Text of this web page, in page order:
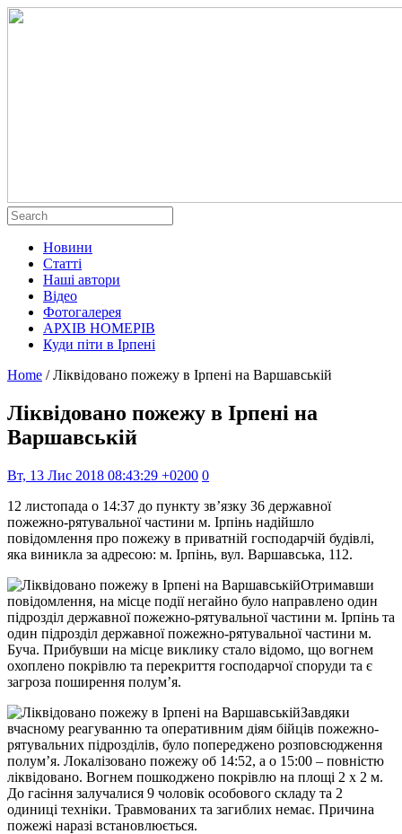
Новини
Статті
Наші автори
Відео
Фотогалерея
АРХІВ НОМЕРІВ
Куди піти в Ірпені
Home / Ліквідовано пожежу в Ірпені на Варшавській
Ліквідовано пожежу в Ірпені на
Варшавській
Вт, 13 Лис 2018 08:43:29 +0200 0
12 листопада о 14:37 до пункту зв’язку 36 державної
пожежно-рятувальної частини м. Ірпінь надійшло
повідомлення про пожежу в приватній господарчій будівлі,
яка виникла за адресою: м. Ірпінь, вул. Варшавська, 112.
Отримавши
повідомлення, на місце події негайно було направлено один
підрозділ державної пожежно-рятувальної частини м. Ірпінь та
один підрозділ державної пожежно-рятувальної частини м.
Буча. Прибувши на місце виклику стало відомо, що вогнем
охоплено покрівлю та перекриття господарчої споруди та є
загроза поширення полум’я.
Завдяки
вчасному реагуванню та оперативним діям бійців пожежно-
рятувальних підрозділів, було попереджено розповсюдження
полум’я. Локалізовано пожежу об 14:52, а о 15:00 – повністю
ліквідовано. Вогнем пошкоджено покрівлю на площі 2 х 2 м.
До гасіння залучалися 9 чоловік особового складу та 2
одиниці техніки. Травмованих та загиблих немає. Причина
пожежі наразі встановлюється.